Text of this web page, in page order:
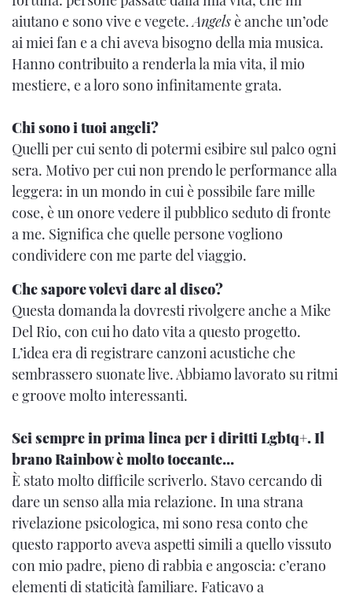
aiutano e sono vive e vegete. Angelsè anche un’ode
ai miei fan e a chi aveva bisogno della mia musica.
Hanno contribuito a renderla la mia vita, il mio
mestiere, e a loro sono infinitamente grata.
Chi sono i tuoi angeli?
Quelli per cui sento di potermi esibire sul palco ogni
sera. Motivo per cui non prendo le performance alla
leggera: in un mondo in cui è possibile fare mille
cose, è un onore vedere il pubblico seduto di fronte
a me. Significa che quelle persone vogliono
condividere con me parte del viaggio.
Che sapore volevi dare al disco?
Questa domanda la dovresti rivolgere anche a Mike
Del Rio, con cui ho dato vita a questo progetto.
L’idea era di registrare canzoni acustiche che
sembrassero suonate live. Abbiamo lavorato su ritmi
e groove molto interessanti.
Sei sempre in prima linea per i diritti Lgbtq+. Il
brano Rainbow è molto toccante…
È stato molto difficile scriverlo. Stavo cercando di
dare un senso alla mia relazione. In una strana
rivelazione psicologica, mi sono resa conto che
questo rapporto aveva aspetti simili a quello vissuto
con mio padre, pieno di rabbia e angoscia: c’erano
elementi di staticità familiare. Faticavo a